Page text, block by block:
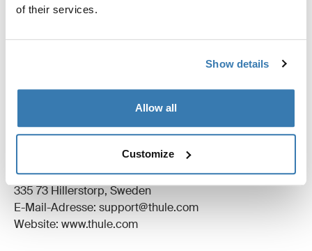
of their services.
Show details
Allow all
Customize
Toggle techspec
Technische Daten
Herstellungsinformationen
Eingetragenes Warenzeichen: Thule Schweden AB
Name des Herstellers: Thule Schweden
Adresse des Herstellers: Borggatan 5,
335 73 Hillerstorp, Sweden
E-Mail-Adresse: support@thule.com
Website: www.thule.com